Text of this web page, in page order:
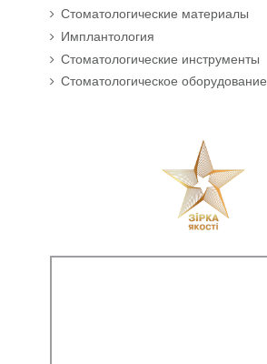
Стоматологические материалы
Имплантология
Стоматологические инструменты
Стоматологическое оборудование